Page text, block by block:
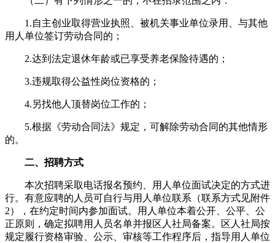
1.自主创业取得营业执照、被机关事业单位录用、与其他
用人单位签订劳动合同的；
2.达到法定退休年龄或已享受养老保险待遇的；
3.违规取得公益性岗位资格的；
4.另找他人顶替岗位工作的；
5.根据《劳动合同法》规定，可解除劳动合同的其他情形
的。
二、招聘方式
本次招聘采取电话报名预约、用人单位面试决定的方式进
行。有意应聘的人员可自行与用人单位联系（联系方式见附件
2），在约定时间内参加面试。用人单位本着公开、公平、公
正原则，确定拟聘用人员名单并报区人社局备案。区人社局按
规定履行资格审验、公示、审核等工作程序后，指导用人单位